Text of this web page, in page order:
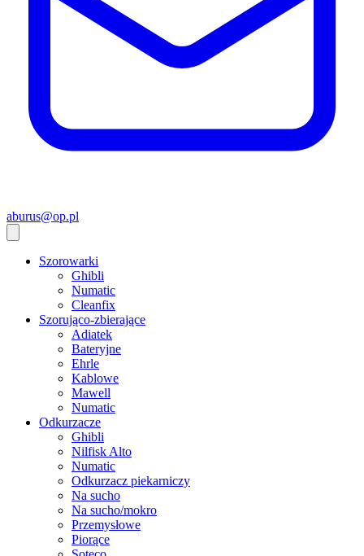
aburus@op.pl
Szorowarki
Ghibli
Numatic
Cleanfix
Szorująco-zbierające
Adiatek
Bateryjne
Ehrle
Kablowe
Mawell
Numatic
Odkurzacze
Ghibli
Nilfisk Alto
Numatic
Odkurzacz piekarniczy
Na sucho
Na sucho/mokro
Przemysłowe
Piorące